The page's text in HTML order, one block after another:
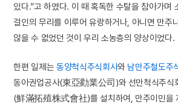
있다.”고 하였다. 이 때 혹독한 수탈을 참아가며
걸인의 무리를 이루어 유랑하거나, 아니면 만주
않을 수 없었던 것이 우리 소농층의 양상이었다.
한편 일제는 동양척식주식회사와 남만주철도주
동아권업공사(東亞勸業公司)와 선만척식주식
(鮮滿拓殖株式會社)를 설치하여, 만주이민을